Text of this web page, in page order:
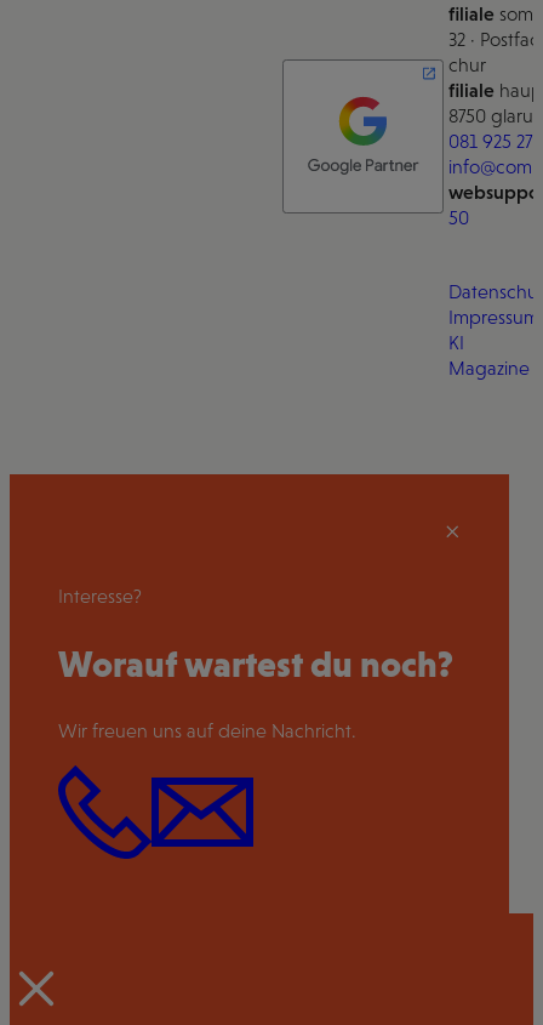
filiale
32 ·
chur
filiale
8750 glarus
081 925 27
50
Impressum
KI
Magazine
Interesse?
Worauf wartest du noch?
Wir freuen uns auf deine Nachricht.